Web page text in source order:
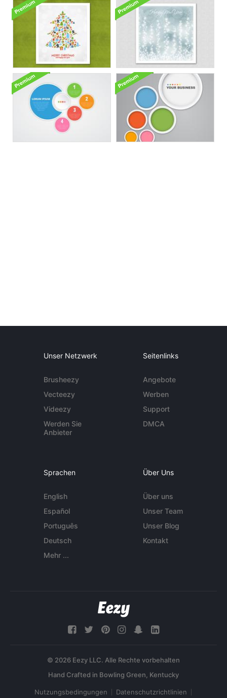
Unser Netzwerk
Brusheezy
Vecteezy
Videezy
Werden Sie
Anbieter
Seitenlinks
Angebote
Werben
Support
DMCA
Sprachen
English
Español
Português
Deutsch
Mehr ...
Über Uns
Über uns
Unser Team
Unser Blog
Kontakt
© 2026 Eezy LLC. Alle Rechte vorbehalten
Nutzungsbedingungen Datenschutzrichtlinien